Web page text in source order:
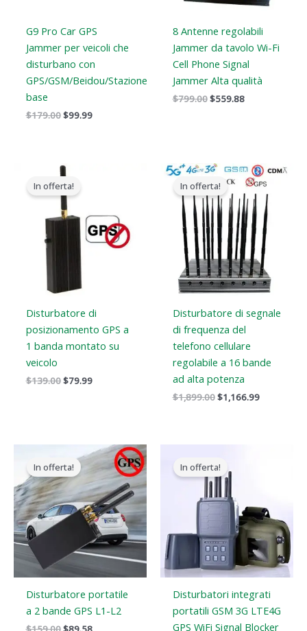
G9 Pro Car GPS
Jammer per veicoli che
disturbano con
GPS/GSM/Beidou/Stazione
base
$179.00$99.99
8 Antenne regolabili
Jammer da tavolo Wi-Fi
Cell Phone Signal
Jammer Alta qualità
$799.00$559.88
In offerta!
Disturbatore di
posizionamento GPS a
1 banda montato su
veicolo
$139.00
Il
prezzo
originale
era:
$139.00.
$79.99
$79.99.
In offerta!
Disturbatore di segnale
di frequenza del
telefono cellulare
regolabile a 16 bande
ad alta potenza
$1,899.00
Il
prezzo
originale
era:
$1,899.00.
$1,166.99
Il
prezzo
attuale
è:
$1,166.99.
In offerta!
Disturbatore portatile
a 2 bande GPS L1-L2
prezzo
originale
era:
$159.00.
Il
prezzo
attuale
è:
$89.58.
In offerta!
Disturbatori integrati
portatili GSM 3G LTE4G
GPS WiFi Signal Blocker
originale
era:
$699.00.